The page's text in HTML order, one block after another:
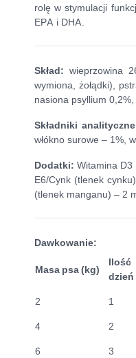
rolę w stymulacji
EPA i DHA.
Skład: wieprzowina
wymiona, żołądki),
nasiona psyllium
Składniki
włókno surowe – 1%,
Dodatki: Witamina D3
E6/Cynk (tlenek
(tlenek manganu) – 2
Dawkowanie:
Masa psa (kg)
Ilość
dzień
2 1
4 2
6 3